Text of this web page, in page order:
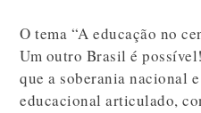
O tema “A educação no
Um outro Brasil é
que a soberania nacional
educacional articulado,